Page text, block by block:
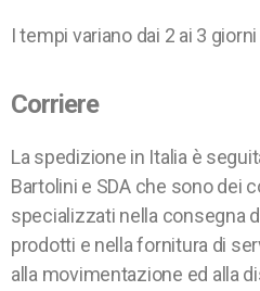
I tempi variano dai 2 ai 3
Corriere
La spedizione in Italia è
Bartolini e SDA che sono dei
specializzati nella consegna
prodotti e nella fornitura di
alla movimentazione ed alla